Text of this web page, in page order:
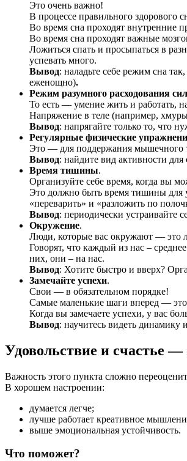
Это очень важно!
В процессе правильного здорового
Во время сна проходят внутренние
Во время сна проходят важные
Ложиться спать и просыпаться в
успевать много.
Вывод: наладьте себе режим сна
еженощно).
Режим разумного расходования сил
То есть — умение жить и работать,
Напряжение в теле (например,
Вывод: напрягайте только то, что
Регулярные физические
Это — для поддержания мышечного
Вывод: найдите вид активности для
Время тишины.
Организуйте себе время, когда вы
Это должно быть время тишины для
«переварить» и «разложить по
Вывод: периодически устраивайте
Окружение.
Люди, которые вас окружают — это
Говорят, что каждый из нас –
них, они – на нас.
Вывод: Хотите быстро и вверх?
Замечайте успехи.
Свои — в обязательном порядке!
Самые маленькие шаги вперед —
Когда вы замечаете успехи, у вас
Вывод: научитесь видеть динамику
Удовольствие и счастье —
Важность этого пункта сложно
В хорошем настроении:
думается легче;
лучше работает креативное
выше эмоциональная устойчивость.
Что поможет?